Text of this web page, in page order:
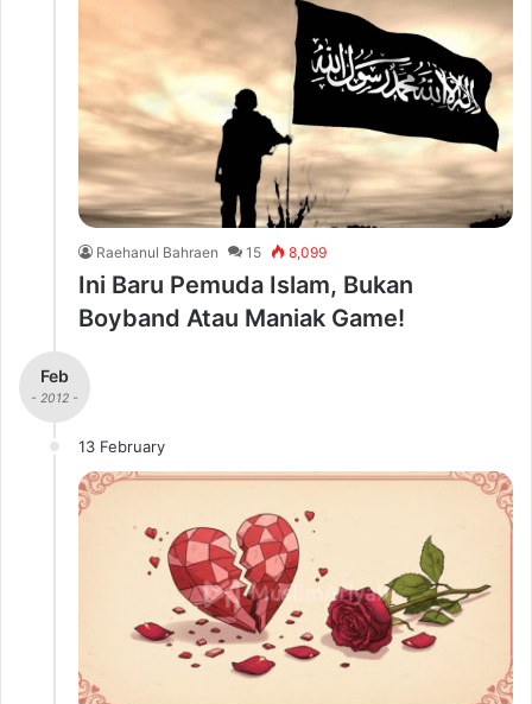
Raehanul Bahraen 15 8,099
Ini Baru Pemuda Islam, Bukan
Boyband Atau Maniak Game!
Feb
- 2012 -
13 February